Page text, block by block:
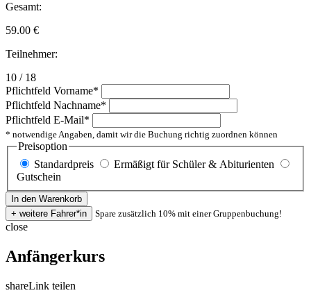
Gesamt:
59.00 €
Teilnehmer:
10 / 18
Pflichtfeld Vorname*
Pflichtfeld Nachname*
Pflichtfeld E-Mail*
* notwendige Angaben, damit wir die Buchung richtig zuordnen können
Preisoption
Standardpreis
Ermäßigt für Schüler & Abiturienten
Gutschein
Spare zusätzlich 10% mit einer Gruppenbuchung!
close
Anfängerkurs
shareLink teilen